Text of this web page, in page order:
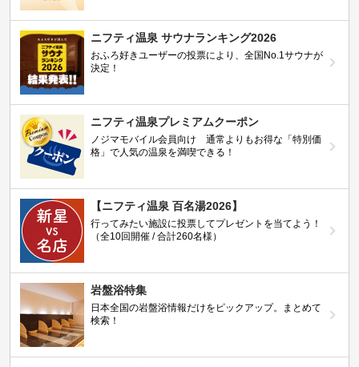
ニフティ温泉 サウナランキング2026
おふろ好きユーザーの投票により、全国No.1サウナが
決定！
ニフティ温泉プレミアムクーポン
ノジマモバイル会員向け 通常よりもお得な「特別価
格」で人気の温泉を満喫できる！
【ニフティ温泉 百名湯2026】
行ってみたい施設に投票してプレゼントを当てよう！
（全10回開催 / 合計260名様）
岩盤浴特集
日本全国の岩盤浴情報だけをピックアップ。まとめて
検索！